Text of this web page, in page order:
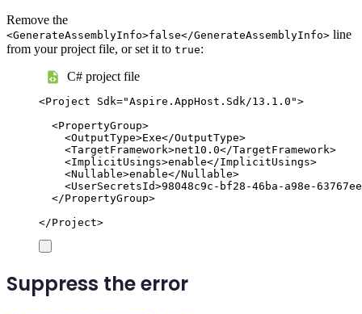
Remove the
<GenerateAssemblyInfo>false</GenerateAssemblyInfo> line
from your project file, or set it to true:
C# project file
<Project Sdk="Aspire.AppHost.Sdk/13.1.0 ">
<PropertyGroup>
<OutputType>Exe</OutputType>
<TargetFramework>net10.0</TargetFramework>
<ImplicitUsings>enable</ImplicitUsings>
<Nullable>enable</Nullable>
<UserSecretsId>98048c9c-bf28-46ba-a98e-
</PropertyGroup>
</Project>
Suppress the error